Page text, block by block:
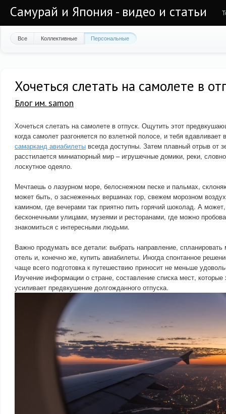
Самурай и Япония - видео и статьи
Все Коллективные Персональные
Хочеться слетать на самолете в
Блог им. samon
Хочеться слетать на самолете в отпуск. Ощутить этот
когда самолет разгоняется по взлетной полосе, и тебя
самарканд авиабилеты всегда доступны. Затем плавный отрыв от
расстилается миниатюрный мир – игрушечные домики, реки,
лоскутное одеяло.
Мечтаешь о лазурном море, белоснежном песке и пальмах,
может быть, о заснеженных вершинах гор, свежем морозном
камином, где вечерами так приятно пить горячий шоколад. А
бесконечными улицами, музеями и ресторанами, где можно
знакомиться с интересными людьми.
Важно продумать все детали: выбрать направление, спланировать
отель и, конечно же, купить авиабилеты. Иногда спонтанное
чаще всего подготовка к путешествию приносит не меньше
Изучение информации о стране, составление списка мест, которые
усиливает предвкушение долгожданного отпуска.